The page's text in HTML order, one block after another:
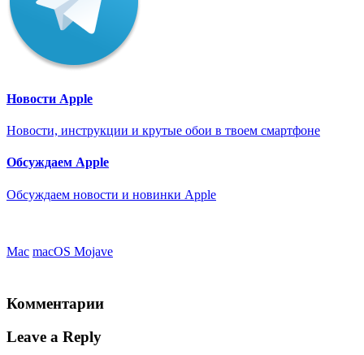
Новости Apple
Новости, инструкции и крутые обои в твоем смартфоне
Обсуждаем Apple
Обсуждаем новости и новинки Apple
Mac macOS Mojave
Комментарии
Leave a Reply